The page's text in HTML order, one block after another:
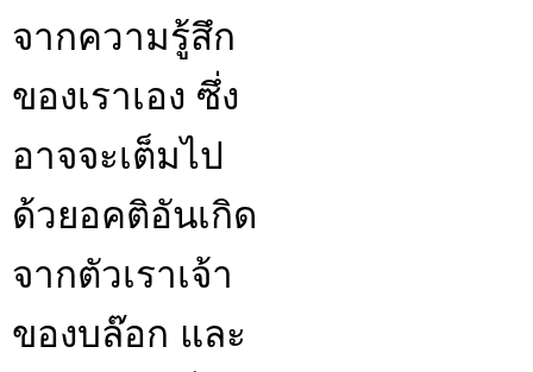
จากความรู้สึก
ของเราเอง ซึ่ง
อาจจะเต็มไป
ด้วยอคติอันเกิด
จากตัวเราเจ้า
ของบล๊อก และ